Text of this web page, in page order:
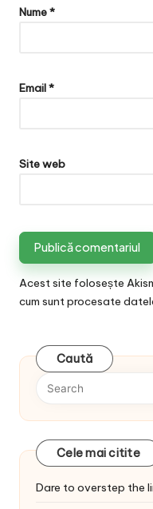
Nume*
Email*
Site web
Acest site folosește
cum sunt procesate
Caută
Cele mai citite
Dare to overstep the